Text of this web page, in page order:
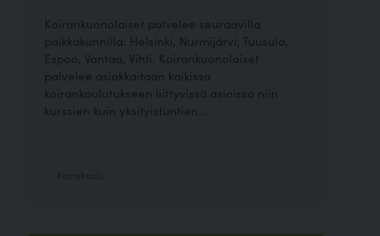
Koirankuonolaiset palvelee seuraavilla
paikkakunnilla: Helsinki, Nurmijärvi, Tuusula,
Espoo, Vantaa, Vihti. Koirankuonolaiset
palvelee asiakkaitaan kaikissa
koirankoulutukseen liittyvissä asioissa niin
kurssien kuin yksityistuntien...